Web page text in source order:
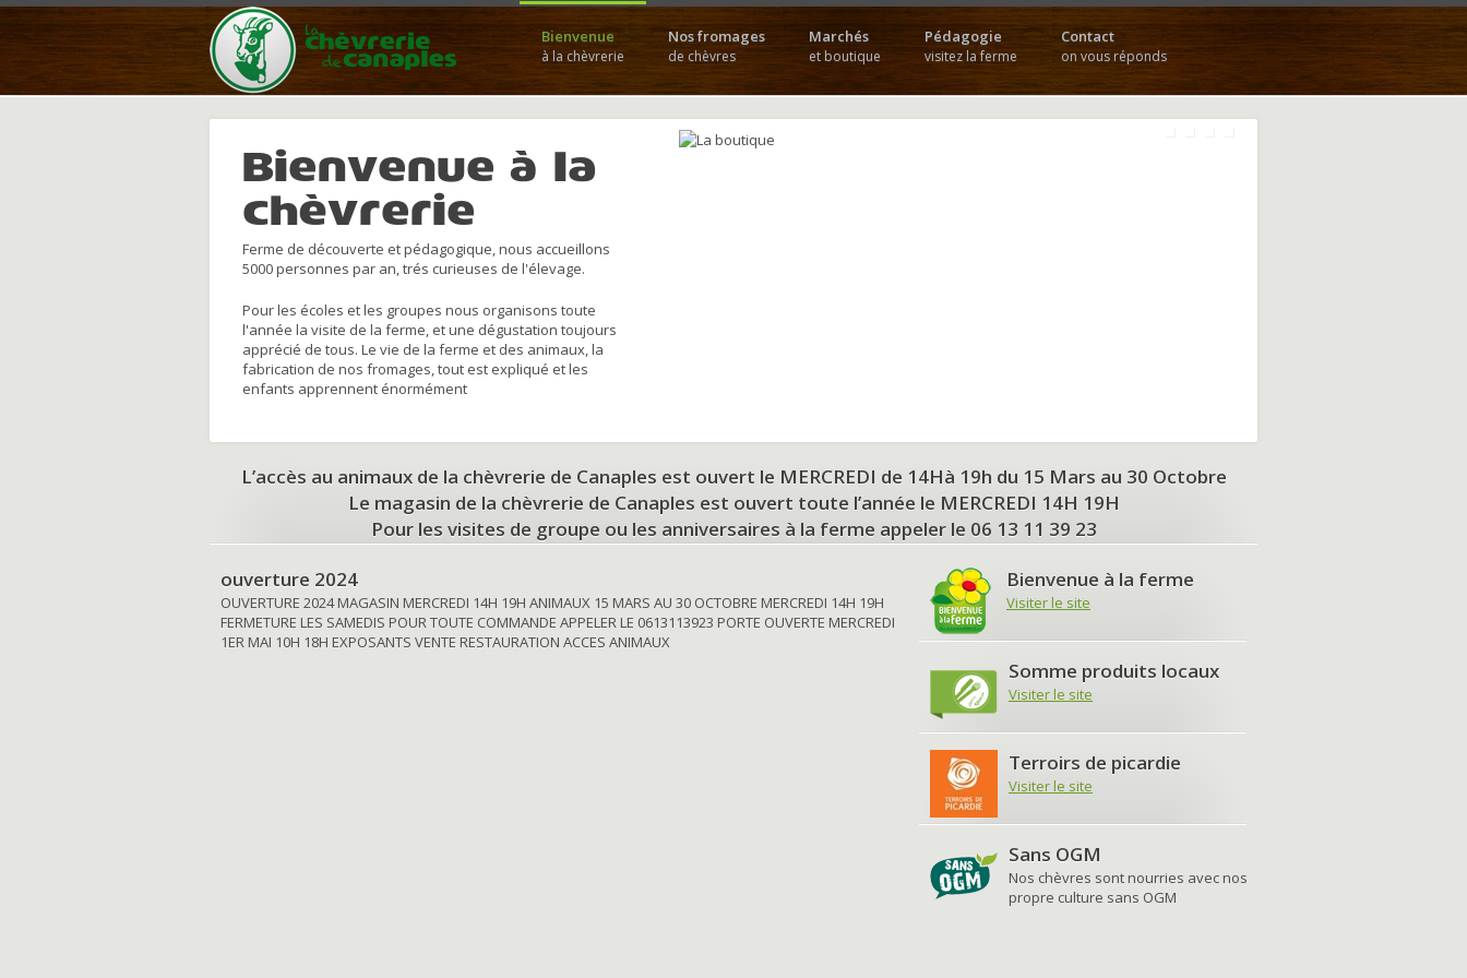
Bienvenue
à la chèvrerie
Nos fromages
de chèvres
Marchés
et boutique
Pédagogie
visitez la ferme
Contact
on vous réponds
Bienvenue à la
chèvrerie
Ferme de découverte et pédagogique, nous accueillons
5000 personnes par an, trés curieuses de l'élevage.
Pour les écoles et les groupes nous organisons toute
l'année la visite de la ferme, et une dégustation toujours
apprécié de tous. Le vie de la ferme et des animaux, la
fabrication de nos fromages, tout est expliqué et les
enfants apprennent énormément
L’accès au animaux de la chèvrerie de Canaples est ouvert le MERCREDI de 14Hà 19h du 15 Mars au 30 Octobre
Le magasin de la chèvrerie de Canaples est ouvert toute l’année le MERCREDI 14H 19H
Pour les visites de groupe ou les anniversaires à la ferme appeler le 06 13 11 39 23
ouverture 2024
OUVERTURE 2024 MAGASIN MERCREDI 14H 19H ANIMAUX 15 MARS AU 30 OCTOBRE MERCREDI 14H 19H
FERMETURE LES SAMEDIS POUR TOUTE COMMANDE APPELER LE 0613113923 PORTE OUVERTE MERCREDI
1ER MAI 10H 18H EXPOSANTS VENTE RESTAURATION ACCES ANIMAUX
Bienvenue à la ferme
Visiter le site
Somme produits locaux
Visiter le site
Terroirs de picardie
Visiter le site
Sans OGM
Nos chèvres sont nourries avec nos
propre culture sans OGM